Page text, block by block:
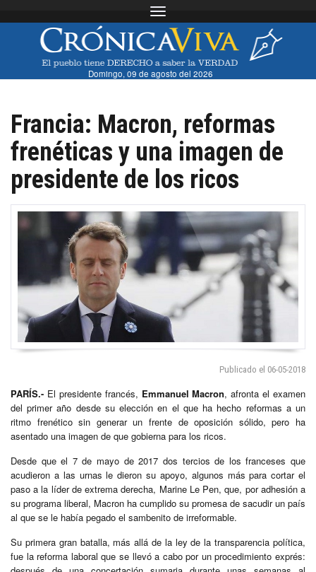
Toggle navigation
Domingo, 09 de agosto del 2026
Francia: Macron, reformas
frenéticas y una imagen de
presidente de los ricos
Publicado el 06-05-2018
PARÍS.- El presidente francés, Emmanuel Macron, afronta el examen
del primer año desde su elección en el que ha hecho reformas a un
ritmo frenético sin generar un frente de oposición sólido, pero ha
asentado una imagen de que gobierna para los ricos.
Desde que el 7 de mayo de 2017 dos tercios de los franceses que
acudieron a las urnas le dieron su apoyo, algunos más para cortar el
paso a la líder de extrema derecha, Marine Le Pen, que, por adhesión a
su programa liberal, Macron ha cumplido su promesa de sacudir un país
al que se le había pegado el sambenito de irreformable.
Su primera gran batalla, más allá de la ley de la transparencia política,
fue la reforma laboral que se llevó a cabo por un procedimiento exprés: